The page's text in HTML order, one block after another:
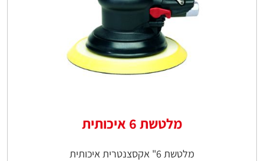
מלטשת 6 איכותית
מלטשת 6" אקסצנטרית איכותית